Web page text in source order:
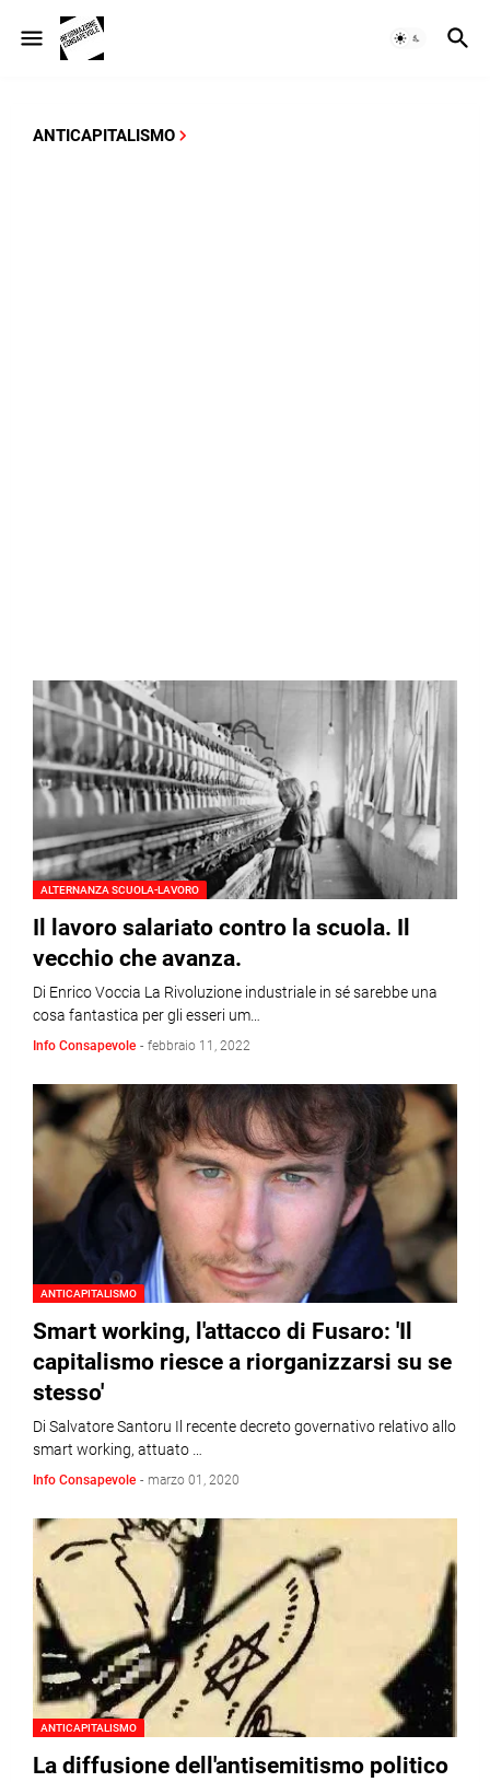
ANTICAPITALISMO
ALTERNANZA SCUOLA-LAVORO
Il lavoro salariato contro la scuola. Il
vecchio che avanza.
Di Enrico Voccia La Rivoluzione industriale in sé sarebbe una
cosa fantastica per gli esseri um…
Info Consapevole - febbraio 11, 2022
ANTICAPITALISMO
Smart working, l'attacco di Fusaro: 'Il
capitalismo riesce a riorganizzarsi su se
stesso'
Di Salvatore Santoru Il recente decreto governativo relativo allo
smart working, attuato …
Info Consapevole - marzo 01, 2020
ANTICAPITALISMO
La diffusione dell'antisemitismo politico